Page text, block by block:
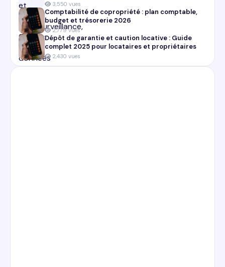
3,550 vues
Comptabilité de copropriété : plan comptable,
budget et trésorerie 2026
2,779 vues
Dépôt de garantie et caution locative : Guide
complet 2025 pour locataires et propriétaires
2,430 vues